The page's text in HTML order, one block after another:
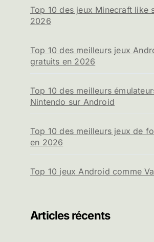
Top 10 des jeux Minecraft like
2026
Top 10 des meilleurs jeux
gratuits en 2026
Top 10 des meilleurs
Nintendo sur Android
Top 10 des meilleurs jeux de
en 2026
Top 10 jeux Android comme
Articles récents